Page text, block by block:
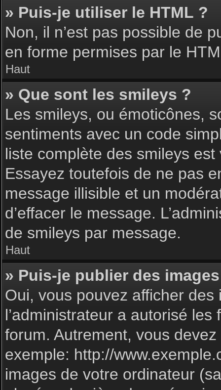
» Puis-je utiliser le HTML ?
Non, il n’est pas possible de
en forme permises par le
Haut
» Que sont les smileys ?
Les smileys, ou émoticônes,
sentiments avec un code
liste complète des smileys
Essayez toutefois de ne pas
message illisible et un
d’effacer le message.
de smileys par message.
Haut
» Puis-je publier des
Oui, vous pouvez afficher
l’administrateur a autorisé
forum. Autrement, vous
exemple: http://
images de votre ordinateur